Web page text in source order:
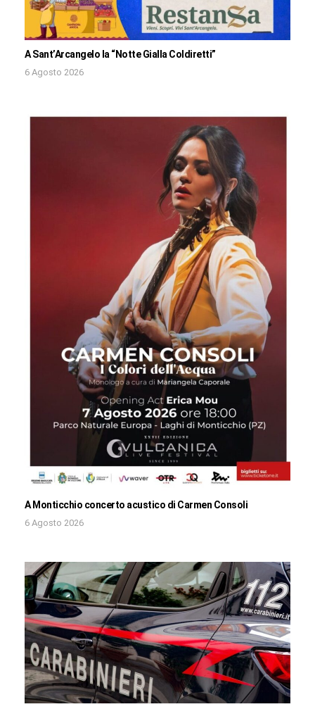
A Sant’Arcangelo la “Notte Gialla Coldiretti”
6 Agosto 2026
A Monticchio concerto acustico di Carmen Consoli
6 Agosto 2026